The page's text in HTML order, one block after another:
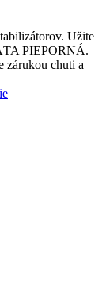
Užite
PIEPORNÁ.
zárukou chuti a